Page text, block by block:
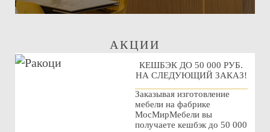
АКЦИИ
КЕШБЭК ДО 50 000 РУБ.
НА СЛЕДУЮЩИЙ ЗАКАЗ!
Заказывая изготовление
мебели на фабрике
МосМирМебели вы
получаете кешбэк до 50 000